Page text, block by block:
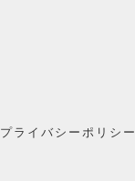
プライバシーポリシー